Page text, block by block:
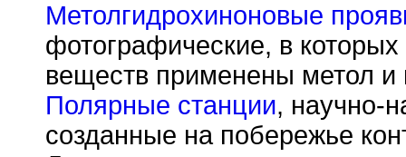
Метолгидрохиноновые
фотографические, в
веществ применены метол и
Полярные станции, научно-
созданные на побережье